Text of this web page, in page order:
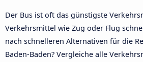
Der Bus ist oft das günstigste
Verkehrsmittel wie Zug oder Flug
nach schnelleren Alternativen für die
Baden-Baden? Vergleiche alle